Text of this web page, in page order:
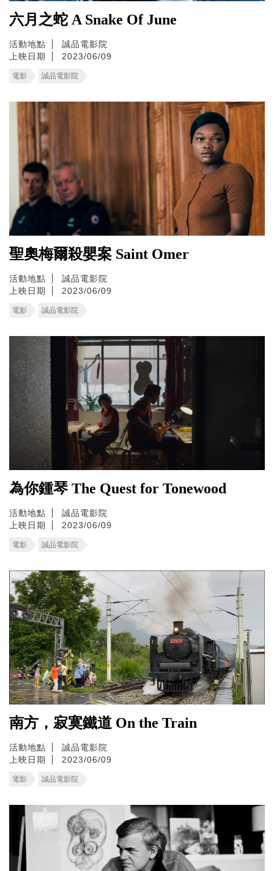
六月之蛇 A Snake Of June
活動地點
誠品電影院
上映日期
2023/06/09
電影 誠品電影院
聖奧梅爾殺嬰案 Saint Omer
活動地點
誠品電影院
上映日期
2023/06/09
電影 誠品電影院
為你鍾琴 The Quest for Tonewood
活動地點
誠品電影院
上映日期
2023/06/09
電影 誠品電影院
南方，寂寞鐵道 On the Train
活動地點
誠品電影院
上映日期
2023/06/09
電影 誠品電影院